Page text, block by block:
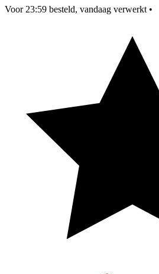
Voor 23:59 besteld, vandaag verwerkt •